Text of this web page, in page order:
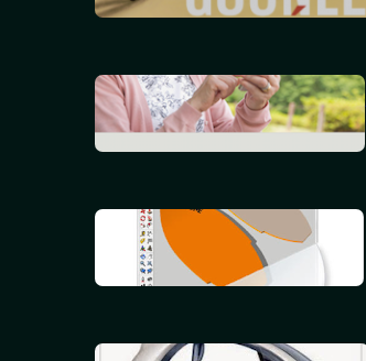
L’informatique en 2015
septembre 25, 2015
Mon deuxième iBook
juillet 16, 2015